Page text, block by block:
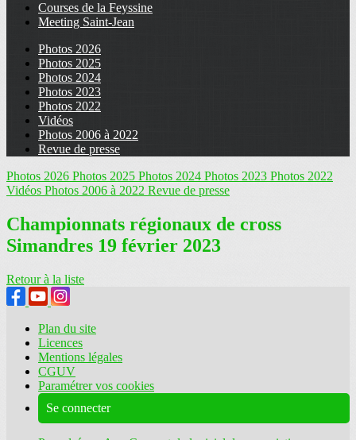
Courses de la Feyssine
Meeting Saint-Jean
Photos 2026
Photos 2025
Photos 2024
Photos 2023
Photos 2022
Vidéos
Photos 2006 à 2022
Revue de presse
Photos 2026 Photos 2025 Photos 2024 Photos 2023 Photos 2022
Vidéos Photos 2006 à 2022 Revue de presse
Championnats régionaux de cross
Simandres 19 février 2023
Retour à la liste
Plan du site
Licences
Mentions légales
CGUV
Paramétrer vos cookies
Se connecter